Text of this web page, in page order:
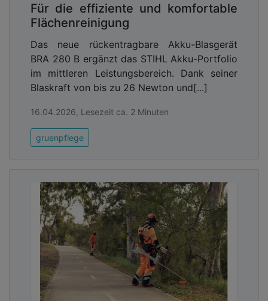
Für die effiziente und komfortable
Flächenreinigung
Das neue rückentragbare Akku-Blasgerät
BRA 280 B ergänzt das STIHL Akku-Portfolio
im mittleren Leistungsbereich. Dank seiner
Blaskraft von bis zu 26 Newton und[...]
16.04.2026, Lesezeit ca. 2 Minuten
gruenpflege